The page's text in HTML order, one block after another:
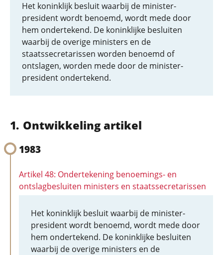
Het koninklijk besluit waarbij de minister-
president wordt benoemd, wordt mede door
hem ondertekend. De koninklijke besluiten
waarbij de overige ministers en de
staatssecretarissen worden benoemd of
ontslagen, worden mede door de minister-
president ondertekend.
Ontwikkeling artikel
1983
Artikel 48: Ondertekening benoemings- en
ontslagbesluiten ministers en staatssecretarissen
Het koninklijk besluit waarbij de minister-
president wordt benoemd, wordt mede door
hem ondertekend. De koninklijke besluiten
waarbij de overige ministers en de